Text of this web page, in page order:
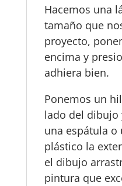
Hacemos una
tamaño que
proyecto,
encima y
adhiera bien.
Ponemos un
lado del dibujo
una espátula o
plástico la
el dibujo
pintura que